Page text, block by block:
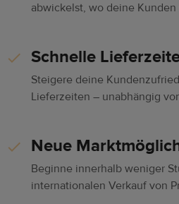
abwickelst, wo deine Kunden
Schnelle
Steigere deine
Lieferzeiten – unabhängig
Neue
Beginne innerhalb weniger
internationalen Verkauf von